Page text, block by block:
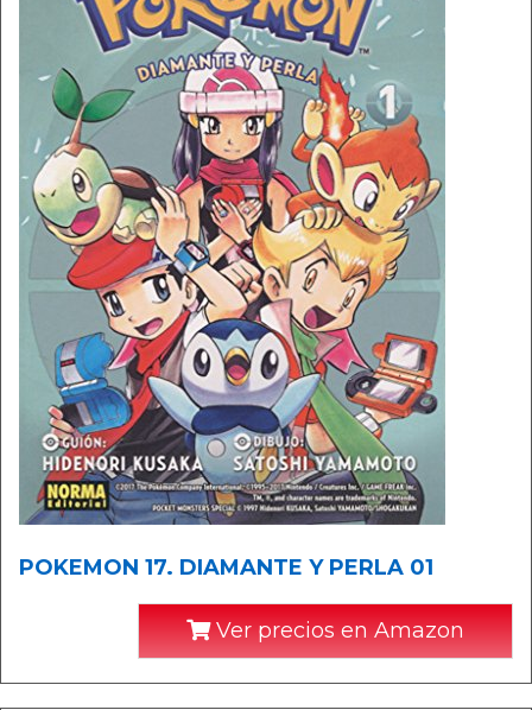
POKEMON 17. DIAMANTE Y PERLA 01
Ver precios en Amazon